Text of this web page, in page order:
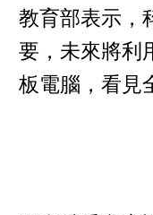
教育部表示，
要，未來將利
板電腦，看見